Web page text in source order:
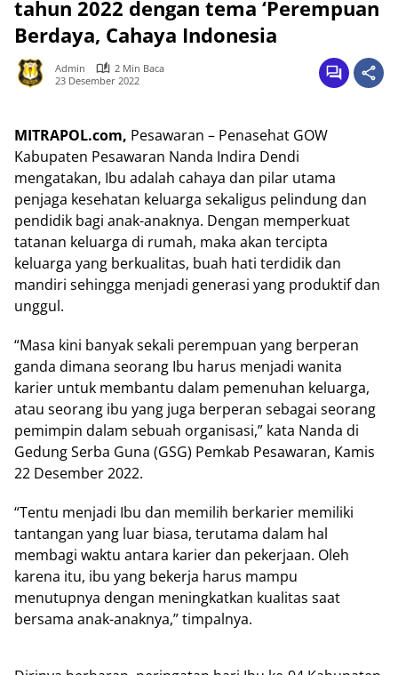
tahun 2022 dengan tema ‘Perempuan
Berdaya, Cahaya Indonesia
Admin
2 Min Baca
23 Desember 2022
MITRAPOL.com, Pesawaran – Penasehat GOW
Kabupaten Pesawaran Nanda Indira Dendi
mengatakan, Ibu adalah cahaya dan pilar utama
penjaga kesehatan keluarga sekaligus pelindung dan
pendidik bagi anak-anaknya. Dengan memperkuat
tatanan keluarga di rumah, maka akan tercipta
keluarga yang berkualitas, buah hati terdidik dan
mandiri sehingga menjadi generasi yang produktif dan
unggul.
“Masa kini banyak sekali perempuan yang berperan
ganda dimana seorang Ibu harus menjadi wanita
karier untuk membantu dalam pemenuhan keluarga,
atau seorang ibu yang juga berperan sebagai seorang
pemimpin dalam sebuah organisasi,” kata Nanda di
Gedung Serba Guna (GSG) Pemkab Pesawaran, Kamis
22 Desember 2022.
“Tentu menjadi Ibu dan memilih berkarier memiliki
tantangan yang luar biasa, terutama dalam hal
membagi waktu antara karier dan pekerjaan. Oleh
karena itu, ibu yang bekerja harus mampu
menutupnya dengan meningkatkan kualitas saat
bersama anak-anaknya,” timpalnya.